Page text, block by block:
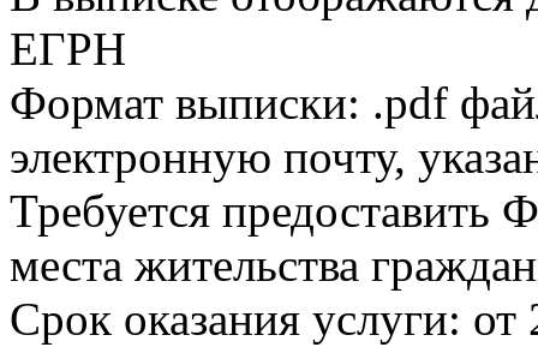
ЕГРН
Формат выписки: .pdf
электронную почту,
Требуется
места жительства
Срок оказания услуги: от